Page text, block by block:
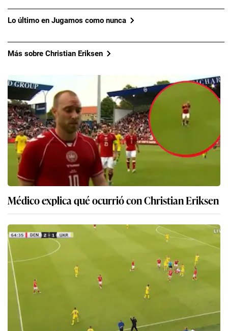
Lo último en Jugamos como nunca
Más sobre Christian Eriksen
Médico explica qué ocurrió con Christian Eriksen